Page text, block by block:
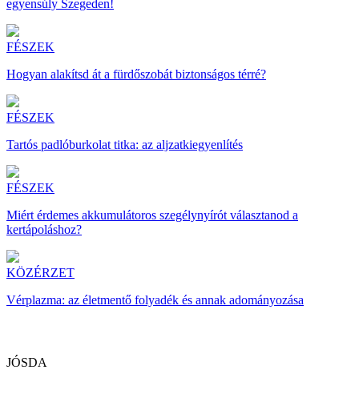
egyensúly Szegeden!
FÉSZEK
Hogyan alakítsd át a fürdőszobát biztonságos térré?
FÉSZEK
Tartós padlóburkolat titka: az aljzatkiegyenlítés
FÉSZEK
Miért érdemes akkumulátoros szegélynyírót választanod a
kertápoláshoz?
KÖZÉRZET
Vérplazma: az életmentő folyadék és annak adományozása
JÓSDA